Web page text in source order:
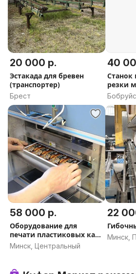
20 000 р.
Эстакада для бревен
(транспортер)
Брест
40
Станок
резки
область
58 000 р.
Оборудование для
печати пластиковых карт
+ сайт
Минск, Центральный
22
Минск,